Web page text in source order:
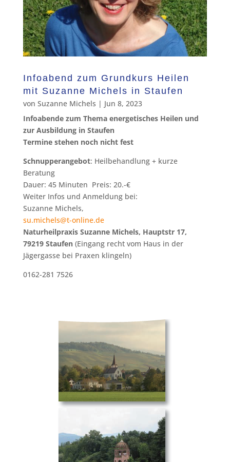
Infoabend zum Grundkurs Heilen
mit Suzanne Michels in Staufen
von Suzanne Michels | Jun 8, 2023
Infoabende zum Thema energetisches Heilen und
zur Ausbildung in Staufen
Termine stehen noch nicht fest
Schnupperangebot: Heilbehandlung + kurze
Beratung
Dauer: 45 Minuten Preis: 20.-€
Weiter Infos und Anmeldung bei:
Suzanne Michels,
su.michels@t-online.de
Naturheilpraxis Suzanne Michels, Hauptstr 17,
79219 Staufen (Eingang recht vom Haus in der
Jägergasse bei Praxen klingeln)
0162-281 7526